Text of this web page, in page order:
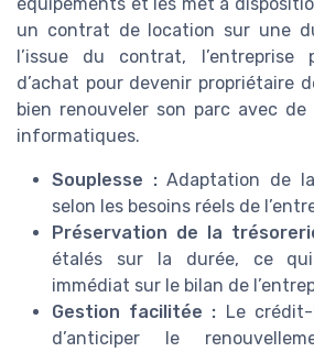
un contrat de location sur une
l’issue du contrat, l’entreprise
d’achat pour devenir propriétaire
bien renouveler son parc avec de
informatiques.
Souplesse :Adaptation de
selon les besoins réels de
Préservation de la
étalés sur la durée, ce
immédiat sur le bilan de
Gestion facilitée : Le
d’anticiper le